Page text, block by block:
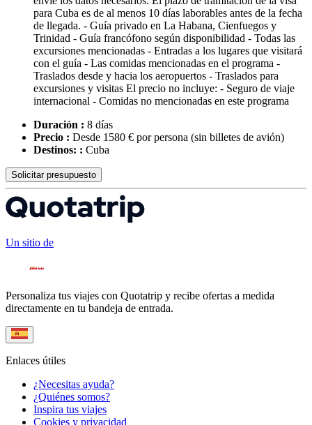
para Cuba es de al menos 10 días laborables antes de la fecha
de llegada. - Guía privado en La Habana, Cienfuegos y
Trinidad - Guía francófono según disponibilidad - Todas las
excursiones mencionadas - Entradas a los lugares que visitará
con el guía - Las comidas mencionadas en el programa -
Traslados desde y hacia los aeropuertos - Traslados para
excursiones y visitas El precio no incluye: - Seguro de viaje
internacional - Comidas no mencionadas en este programa
Duración : 8 días
Precio : Desde 1580 € por persona (sin billetes de avión)
Destinos: : Cuba
Solicitar presupuesto
Un sitio de
Personaliza tus viajes con Quotatrip y recibe ofertas a medida
directamente en tu bandeja de entrada.
Enlaces útiles
¿Necesitas ayuda?
¿Quiénes somos?
Inspira tus viajes
Cookies y privacidad